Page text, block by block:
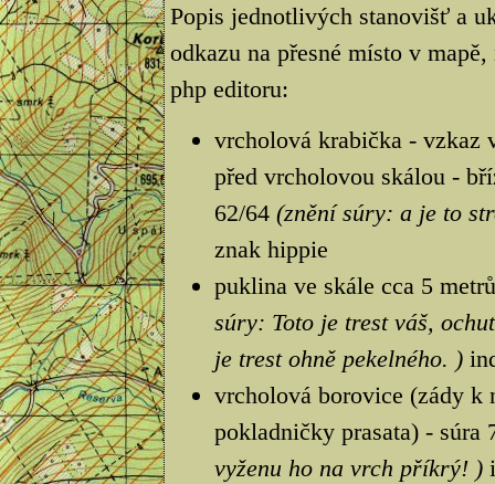
Popis jednotlivých stanovišť a
odkazu na přesné místo v
php editoru:
vrcholová krabička - vzkaz
před vrcholovou skálou -
62/64 (znění súry: a je to
znak hippie
puklina ve skále cca 5
súry: Toto je trest váš,
je trest ohně pekelného. )
vrcholová borovice (zády k
pokladničky prasata) - súra
vyženu ho na vrch příkrý! )